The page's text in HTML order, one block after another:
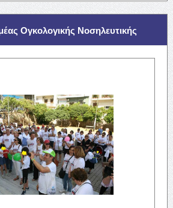
Ογκολογικής Νοσηλευτικής